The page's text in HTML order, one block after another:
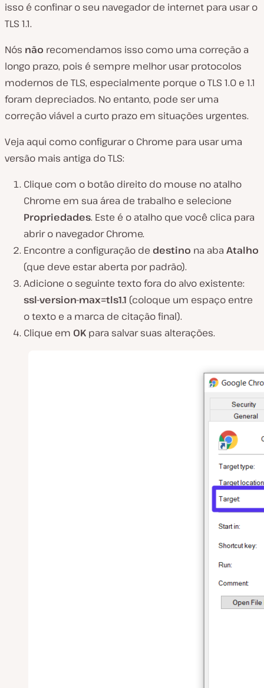
isso é confinar o seu navegador de internet para usar o
TLS 1.1.
Nós não recomendamos isso como uma correção a
longo prazo, pois é sempre melhor usar protocolos
modernos de TLS, especialmente porque o TLS 1.0 e 1.1
foram depreciados. No entanto, pode ser uma
correção viável a curto prazo em situações urgentes.
Veja aqui como configurar o Chrome para usar uma
versão mais antiga do TLS:
Clique com o botão direito do mouse no atalho
Chrome em sua área de trabalho e selecione
Propriedades. Este é o atalho que você clica para
abrir o navegador Chrome.
Encontre a configuração de destino na aba Atalho
(que deve estar aberta por padrão).
Adicione o seguinte texto fora do alvo existente:
ssl-version-max=tls1.1 (coloque um espaço entre
o texto e a marca de citação final).
Clique em OK para salvar suas alterações.